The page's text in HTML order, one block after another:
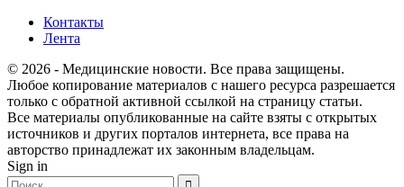
Контакты
Лента
© 2026 - Медицинские новости. Все права защищены.
Любое копирование материалов с нашего ресурса разрешается
только с обратной активной ссылкой на страницу статьи.
Все материалы опубликованные на сайте взяты с открытых
источников и других порталов интернета, все права на
авторство принадлежат их законным владельцам.
Sign in